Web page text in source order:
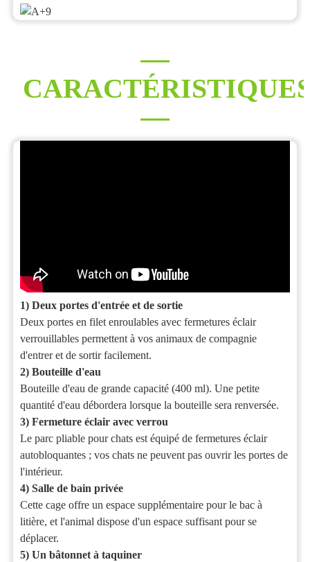
1) Deux portes d'entrée et de sortie
Deux portes en filet enroulables avec fermetures éclair
verrouillables permettent à vos animaux de compagnie
d'entrer et de sortir facilement.
2) Bouteille d'eau
Bouteille d'eau de grande capacité (400 ml). Une petite
quantité d'eau débordera lorsque la bouteille sera renversée.
3) Fermeture éclair avec verrou
Le parc pliable pour chats est équipé de fermetures éclair
autobloquantes ; vos chats ne peuvent pas ouvrir les portes de
l'intérieur.
4) Salle de bain privée
Cette cage offre un espace supplémentaire pour le bac à
litière, et l'animal dispose d'un espace suffisant pour se
déplacer.
5) Un bâtonnet à taquiner